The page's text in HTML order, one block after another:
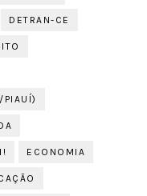
DETRAN-CE
PIAUÍ)
ECONOMIA